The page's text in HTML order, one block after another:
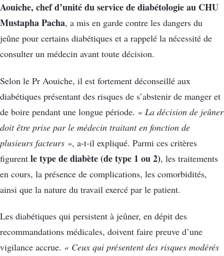
Aouiche, chef d’unité du service de diabétologie au CHU
Mustapha Pacha, a mis en garde contre les dangers du
jeûne pour certains diabétiques et a rappelé la nécessité de
consulter un médecin avant toute décision.
Selon le Pr Aouiche, il est fortement déconseillé aux
diabétiques présentant des risques de s’abstenir de manger et
de boire pendant une longue période. « La décision de jeûner
doit être prise par le médecin traitant en fonction de
plusieurs facteurs », a-t-il expliqué. Parmi ces critères
figurent le type de diabète (de type 1 ou 2), les traitements
en cours, la présence de complications, les comorbidités,
ainsi que la nature du travail exercé par le patient.
Les diabétiques qui persistent à jeûner, en dépit des
recommandations médicales, doivent faire preuve d’une
vigilance accrue. « Ceux qui présentent des risques modérés